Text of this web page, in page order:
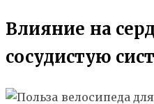
Влияние на
сосудистую